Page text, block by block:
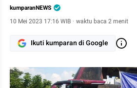
kumparanNEWS
10 Mei 2023 17:16 WIB · waktu baca 2 menit
Ikuti kumparan di Google